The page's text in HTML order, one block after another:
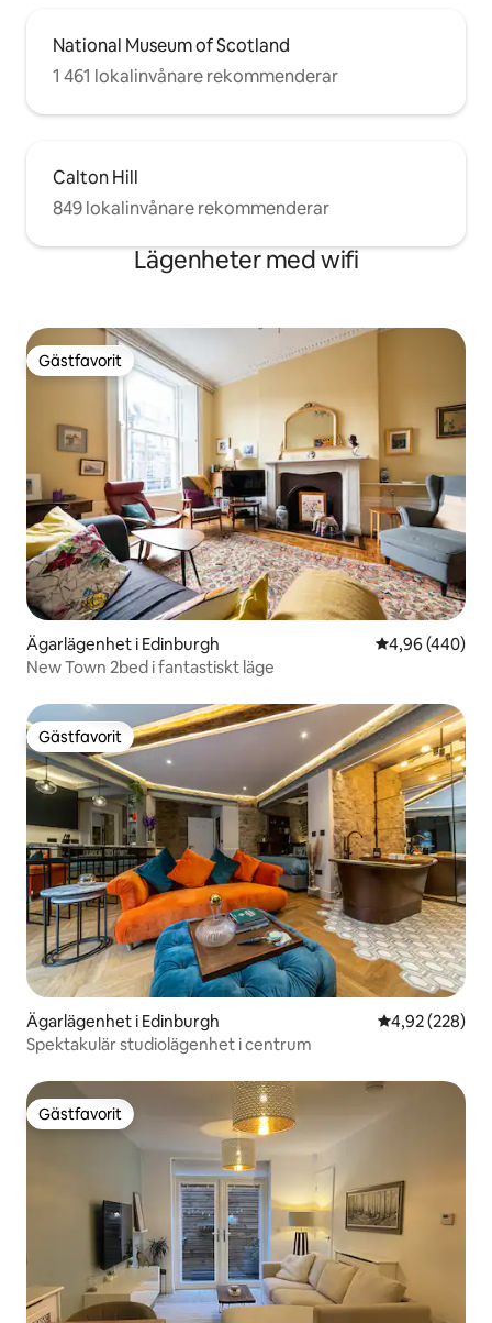
National Museum of Scotland
1 461 lokalinvånare rekommenderar
Calton Hill
849 lokalinvånare rekommenderar
Lägenheter med wifi
Gästfavorit
Gästfavorit
Ägarlägenhet i Edinburgh 4,96 av 5 i
4,96 (440)
New Town 2bed i fantastiskt läge
Gästfavorit
Gästfavorit
Ägarlägenhet i Edinburgh 4,92 av 5 i
4,92 (228)
Spektakulär studiolägenhet i centrum
Gästfavorit
Gästfavorit